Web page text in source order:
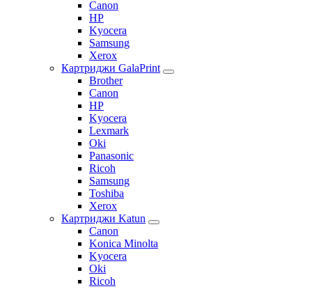
Canon
HP
Kyocera
Samsung
Xerox
Картриджи GalaPrint
Brother
Canon
HP
Kyocera
Lexmark
Oki
Panasonic
Ricoh
Samsung
Toshiba
Xerox
Картриджи Katun
Canon
Konica Minolta
Kyocera
Oki
Ricoh